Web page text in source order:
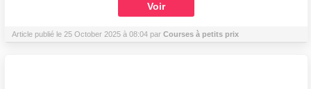
Voir
Article publié le 25 October 2025 à 08:04 par Courses à petits prix